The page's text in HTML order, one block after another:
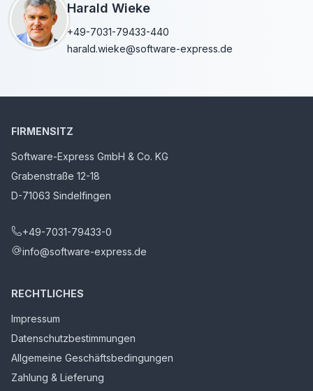
Harald Wieke
+49-7031-79433-440
harald.wieke@software-express.de
FIRMENSITZ
Software-Express GmbH & Co. KG
Grabenstraße 12-18
D-71063 Sindelfingen
+49-7031-79433-0
info@software-express.de
RECHTLICHES
Impressum
Datenschutzbestimmungen
Allgemeine Geschäftsbedingungen
Zahlung & Lieferung